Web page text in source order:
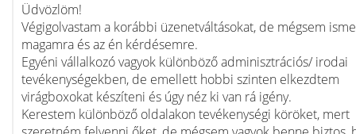
Üdvözlöm!
Végigolvastam a korábbi üzenetváltásokat, de mégsem
magamra és az én kérdésemre.
Egyéni vállalkozó vagyok különböző adminisztrációs/ irodai
tevékenységekben, de emellett hobbi szinten elkezdtem
virágboxokat készíteni és úgy néz ki van rá igény.
Kerestem különböző oldalakon tevékenységi köröket, mert